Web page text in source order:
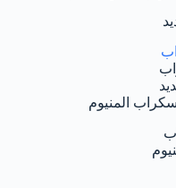
المنيوم